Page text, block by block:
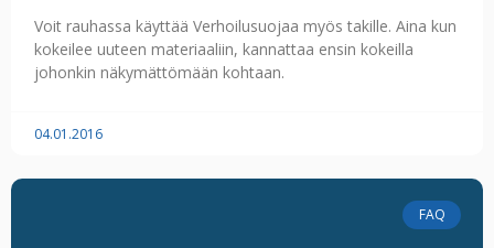
Voit rauhassa käyttää Verhoilusuojaa myös takille. Aina kun
kokeilee uuteen materiaaliin, kannattaa ensin kokeilla
johonkin näkymättömään kohtaan.
04.01.2016
FAQ